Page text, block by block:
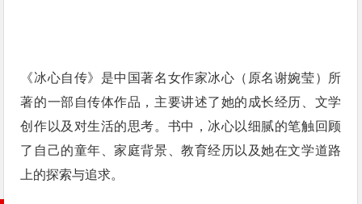
《冰心自传》是中国著名女作家冰心（原名谢婉莹）所
著的一部自传体作品，主要讲述了她的成长经历、文学
创作以及对生活的思考。书中，冰心以细腻的笔触回顾
了自己的童年、家庭背景、教育经历以及她在文学道路
上的探索与追求。